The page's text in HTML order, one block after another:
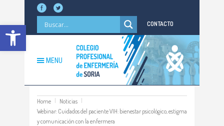
Abrir barra de herramientas CONTACTO
MENU
Home
Noticias
Webinar: Cuidados del paciente VIH: bienestar psicológico, estigma
y comunicación con la enfermera